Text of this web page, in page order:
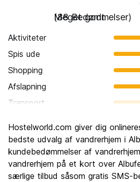
Meget godt
(88 Bedømmelser)
Aktiviteter
Spis ude
Shopping
Afslapning
Transport
Kultur
Fester
Værdi for pengene
Hostelworld.com giver dig
bedste udvalg af vandrerhjem i
kundebedømmelser af
vandrerhjem på et kort over
særlige tilbud såsom gratis SMS-